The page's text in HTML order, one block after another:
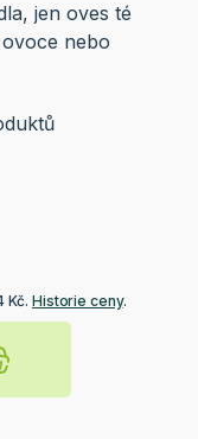
jen oves té
nebo
Kč.Historie ceny.